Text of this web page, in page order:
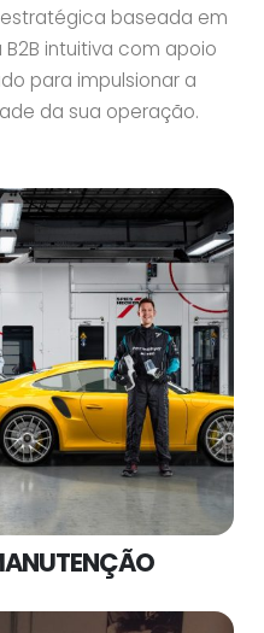
baseada em
intuitiva com apoio
para impulsionar a
da sua operação.